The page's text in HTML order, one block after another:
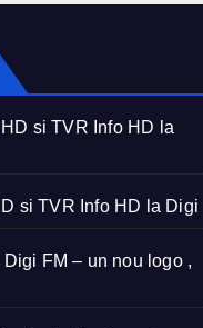
si TVR Info HD la
si TVR Info HD la Digi
Digi FM – un nou logo ,